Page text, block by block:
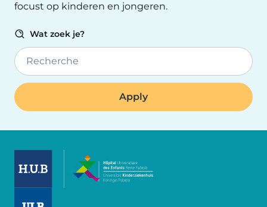
focust op kinderen en jongeren.
Wat zoek je?
Recherche